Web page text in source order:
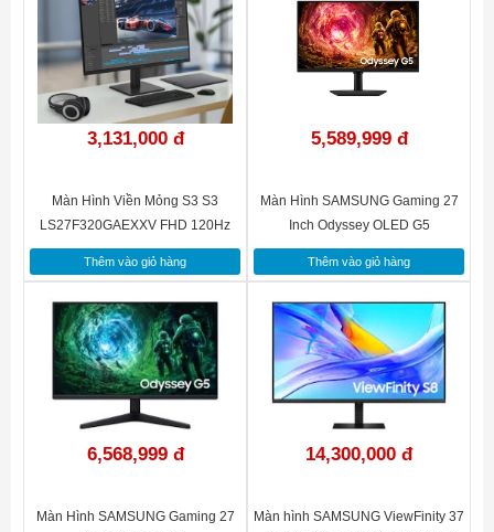
hình
Thiết kế & Trọng lượng
Kích thước 622.9 x 473.5 x 242.8 mm
Trọng lượng 4.3 kg
3,131,000 đ
Màn Hình Viền Mỏng S3 S3
LS27F320GAEXXV FHD 120Hz
Thêm vào giỏ hàng
5,589,999 đ
Màn Hình SAMSUNG Gaming 27
Inch Odyssey OLED G5
LS27FG502EEXXV QHD 180Hz
(Màn hình QD-OLED công nghệ
QHD)
Thêm vào giỏ hàng
6,568,999 đ
Màn Hình SAMSUNG Gaming 27
14,300,000 đ
Màn hình SAMSUNG ViewFinity 37